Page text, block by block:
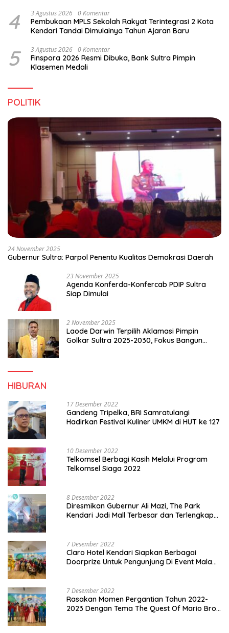
4 3 Agustus 2026 0 Komentar
Pembukaan MPLS Sekolah Rakyat Terintegrasi 2 Kota
Kendari Tandai Dimulainya Tahun Ajaran Baru
5 3 Agustus 2026 0 Komentar
Finspora 2026 Resmi Dibuka, Bank Sultra Pimpin
Klasemen Medali
POLITIK
24 November 2025
Gubernur Sultra: Parpol Penentu Kualitas Demokrasi Daerah
23 November 2025
Agenda Konferda-Konfercab PDIP Sultra
Siap Dimulai
2 November 2025
Laode Darwin Terpilih Aklamasi Pimpin
Golkar Sultra 2025-2030, Fokus Bangun
HIBURAN
17 Desember 2022
Gandeng Tripelka, BRI Samratulangi
Hadirkan Festival Kuliner UMKM di HUT ke 127
10 Desember 2022
Telkomsel Berbagi Kasih Melalui Program
Telkomsel Siaga 2022
8 Desember 2022
Diresmikan Gubernur Ali Mazi, The Park
Kendari Jadi Mall Terbesar dan Terlengkap
7 Desember 2022
Claro Hotel Kendari Siapkan Berbagai
Doorprize Untuk Pengunjung Di Event Malam
7 Desember 2022
Rasakan Momen Pergantian Tahun 2022-
2023 Dengan Tema The Quest Of Mario Bros